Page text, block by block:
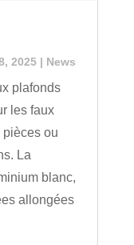
2025| News
plafonds
les faux
pièces ou
La
blanc,
allongées